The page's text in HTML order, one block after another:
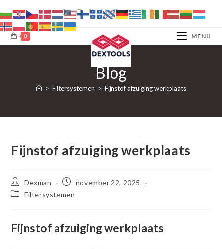
naar
inhoud
0 MENU
Blog
> Filtersystemen > Fijnstof afzuiging werkplaats
Fijnstof afzuiging werkplaats
Bericht
auteur:
Dexman
Bericht
op:
november 22, 2025
Berichtcategorie:
Filtersystemen
Fijnstof afzuiging werkplaats